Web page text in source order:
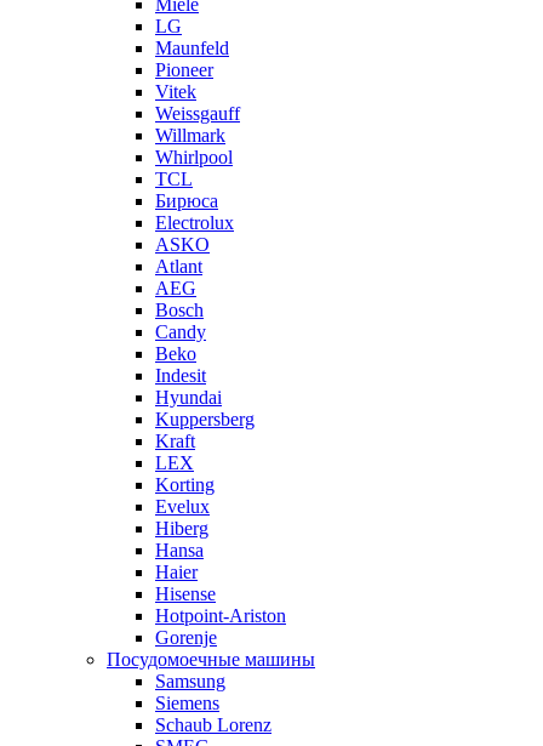
Miele
LG
Maunfeld
Pioneer
Vitek
Weissgauff
Willmark
Whirlpool
TCL
Бирюса
Electrolux
ASKO
Atlant
AEG
Bosch
Candy
Beko
Indesit
Hyundai
Kuppersberg
Kraft
LEX
Korting
Evelux
Hiberg
Hansa
Haier
Hisense
Hotpoint-Ariston
Gorenje
Посудомоечные машины
Samsung
Siemens
Schaub Lorenz